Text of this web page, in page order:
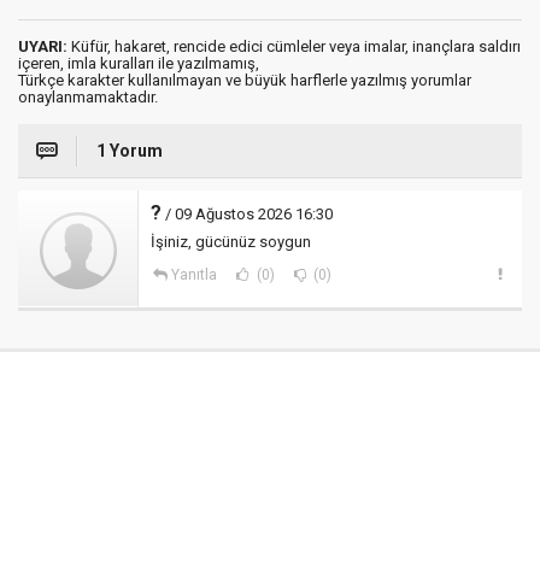
UYARI: Küfür, hakaret, rencide edici cümleler veya imalar, inançlara saldırı
içeren, imla kuralları ile yazılmamış,
Türkçe karakter kullanılmayan ve büyük harflerle yazılmış yorumlar
onaylanmamaktadır.
1 Yorum
? / 09 Ağustos 2026 16:30
İşiniz, gücünüz soygun
Yanıtla (0) (0)